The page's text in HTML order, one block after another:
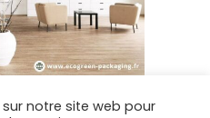
notre site web pour